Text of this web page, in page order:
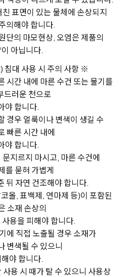
표면이 있는 물체에 손상되지
의해야 합니다.
단의 마모현상, 오염은 제품의
아닙니다.
대 사용 시 주의 사항 ※
시간 내에 마른 수건 또는 물기를
드러운 천으로
야 합니다.
경우 얼룩이나 변색이 생길 수
빠른 시간 내에
야 합니다.
지르지 마시고, 마른 수건에
를 묻혀 가볍게
뒤 자연 건조해야 합니다.
올, 표백제, 연마제 등)이 포함된
소재 손상의
사용을 피해야 합니다.
에 직접 노출될 경우 소재가
변색될 수 있으니
야 합니다.
용 시 때가 탈 수 있으니 사용상